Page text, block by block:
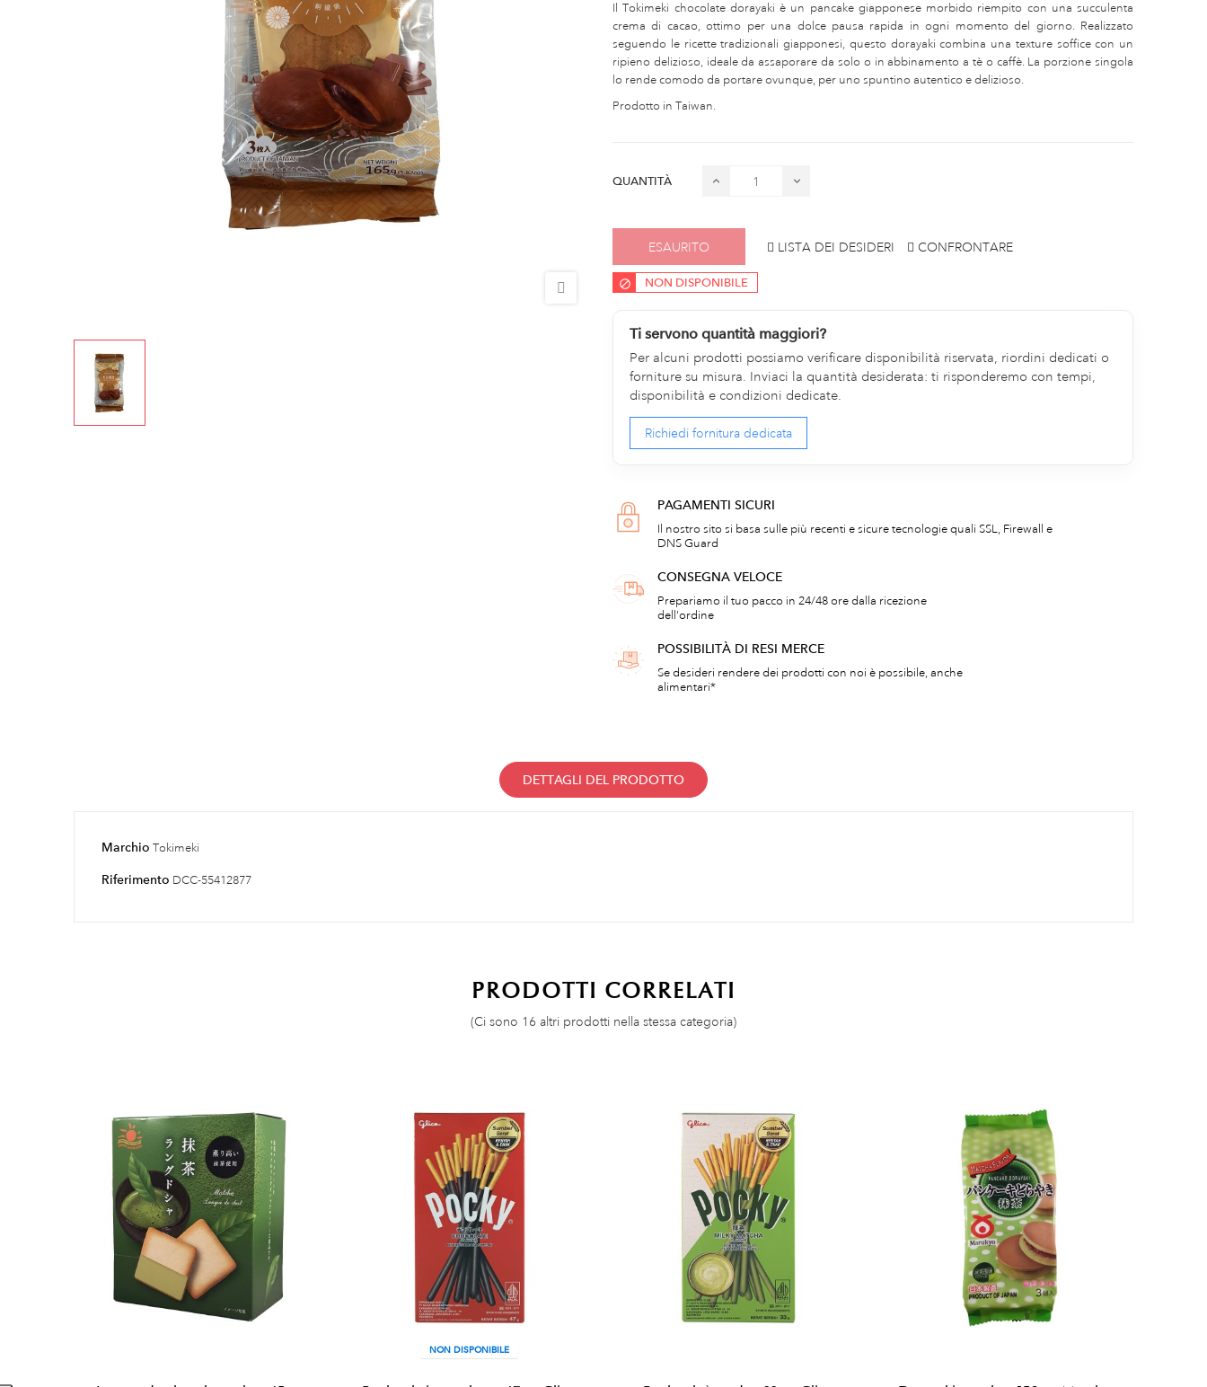
Il Tokimeki chocolate dorayaki è un pancake giapponese morbido riempito con una succulenta
crema di cacao, ottimo per una dolce pausa rapida in ogni momento del giorno. Realizzato
seguendo le ricette tradizionali giapponesi, questo dorayaki combina una texture soffice con un
ripieno delizioso, ideale da assaporare da solo o in abbinamento a tè o caffè. La porzione singola
lo rende comodo da portare ovunque, per uno spuntino autentico e delizioso.
Prodotto in Taiwan.
QUANTITÀ
ESAURITO LISTA DEI DESIDERI CONFRONTARE
NON DISPONIBILE
Ti servono quantità maggiori?
Per alcuni prodotti possiamo verificare disponibilità riservata, riordini dedicati o
forniture su misura. Inviaci la quantità desiderata: ti risponderemo con tempi,
disponibilità e condizioni dedicate.
Richiedi fornitura dedicata
PAGAMENTI SICURI
Il nostro sito si basa sulle più recenti e sicure tecnologie quali SSL, Firewall e
DNS Guard
CONSEGNA VELOCE
Prepariamo il tuo pacco in 24/48 ore dalla ricezione
dell'ordine
POSSIBILITÀ DI RESI MERCE
Se desideri rendere dei prodotti con noi è possibile, anche
alimentari*
DETTAGLI DEL PRODOTTO
Marchio Tokimeki
Riferimento DCC-55412877
PRODOTTI CORRELATI
(Ci sono 16 altri prodotti nella stessa categoria)
NON DISPONIBILE